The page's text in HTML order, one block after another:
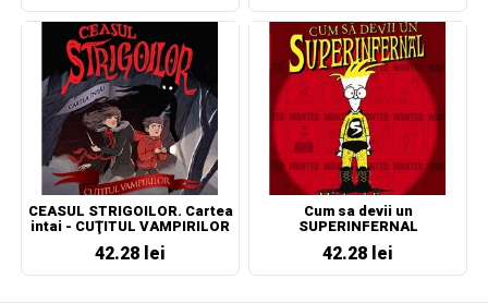
CEASUL STRIGOILOR. Cartea
intai - CUŢITUL VAMPIRILOR
42.28 lei
Cum sa devii un
SUPERINFERNAL
42.28 lei